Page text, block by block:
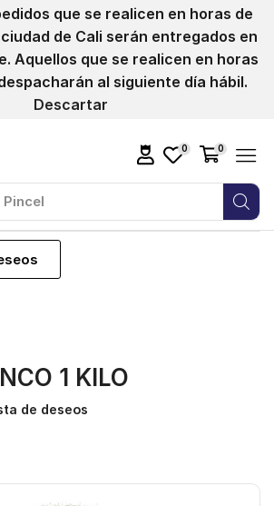
que se realicen en horas de
de Cali serán entregados en
Aquellos que se realicen en horas
al siguiente día hábil.
Descartar
Pincel
0 0
1 KILO
de deseos